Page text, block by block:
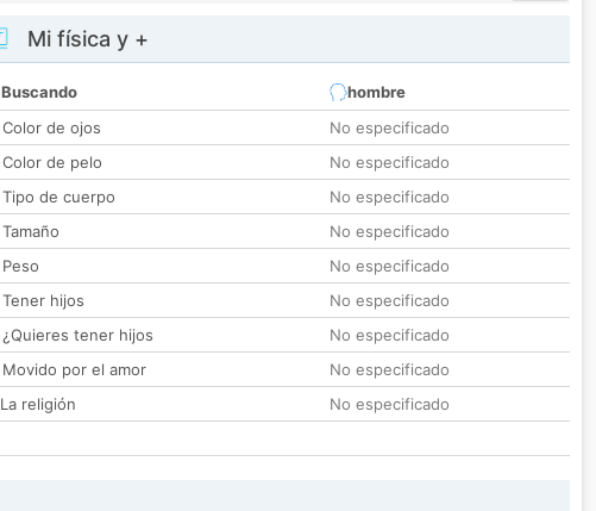
Mi física y +
Buscando
hombre
Color de ojos
No especificado
Color de pelo
No especificado
Tipo de cuerpo
No especificado
Tamaño
No especificado
Peso
No especificado
Tener hijos
No especificado
¿Quieres tener hijos
No especificado
Movido por el amor
No especificado
La religión
No especificado